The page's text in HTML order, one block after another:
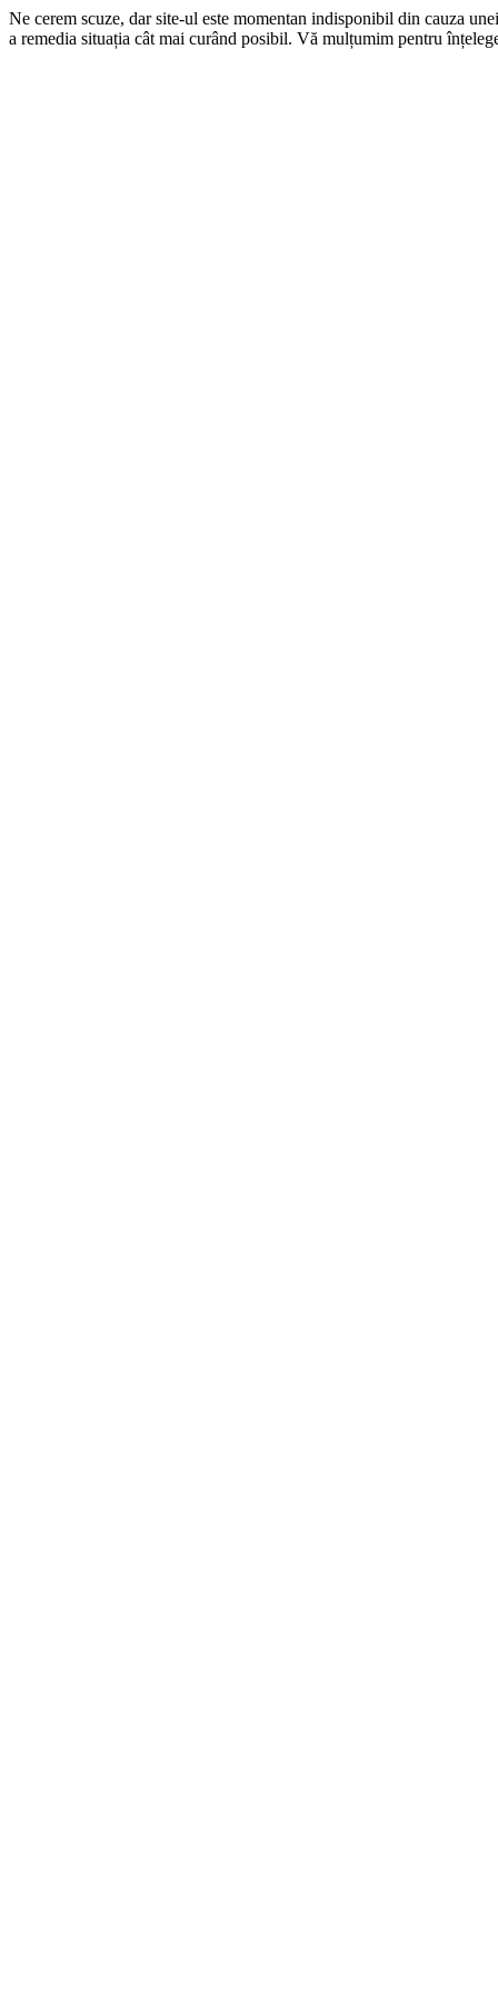
Ne cerem scuze, dar site-ul este momentan indisponibil din cauza
a remedia situația cât mai curând posibil. Vă mulțumim pentru